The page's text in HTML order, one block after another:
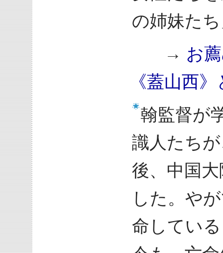
の姉妹た
→ お
《蓋山西
翰監督が
識人たち
後、中国
した。や
命してい